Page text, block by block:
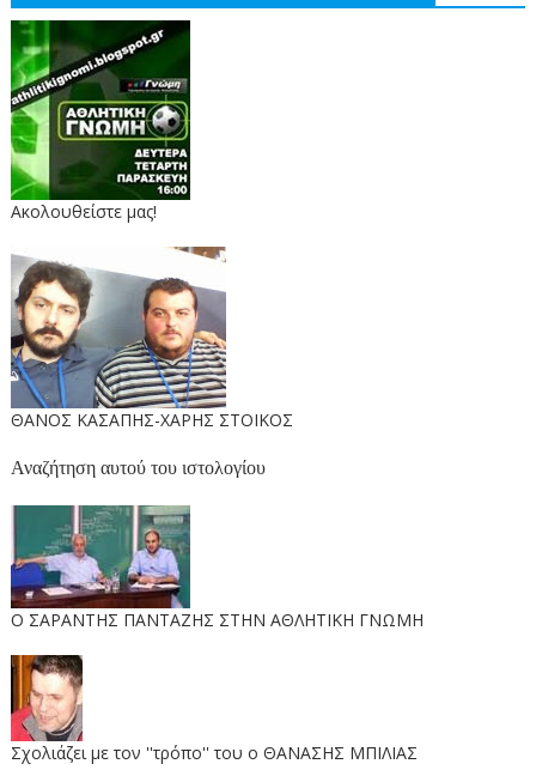
Ακολουθείστε μας!
ΘΑΝΟΣ ΚΑΣΑΠΗΣ-ΧΑΡΗΣ ΣΤΟΙΚΟΣ
Αναζήτηση αυτού του ιστολογίου
O ΣΑΡΑΝΤΗΣ ΠΑΝΤΑΖΗΣ ΣΤΗΝ ΑΘΛΗΤΙΚΗ ΓΝΩΜΗ
Σχολιάζει με τον ''τρόπο'' του ο ΘΑΝΑΣΗΣ ΜΠΙΛΙΑΣ